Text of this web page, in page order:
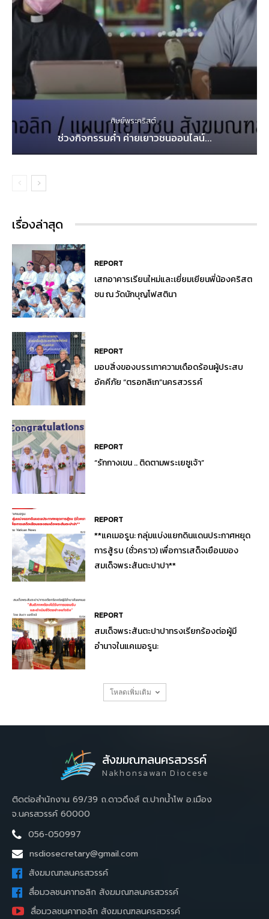
ศิษย์พระคริสต์
ช่วงกิจกรรมค่ำ ค่ายเยาวชนออนไลน์...
เรื่องล่าสุด
REPORT
เสกอาคารเรียนใหม่และเยี่ยมเยียนพี่น้องคริสต
ชน ณ วัดนักบุญโฟสตินา
REPORT
มอบสิ่งของบรรเทาความเดือดร้อนผู้ประสบ
อัคคีภัย “ตรอกลิเก”นครสวรรค์
REPORT
“รักกางเขน .. ติดตามพระเยซูเจ้า”
REPORT
**แคเมอรูน: กลุ่มแบ่งแยกดินแดนประกาศหยุด
การสู้รบ (ชั่วคราว) เพื่อการเสด็จเยือนของ
สมเด็จพระสันตะปาปา**
REPORT
สมเด็จพระสันตะปาปาทรงเรียกร้องต่อผู้มี
อำนาจในแคเมอรูน:
โหลดเพิ่มเติม
สังฆมณฑลนครสวรรค์
Nakhonsawan Diocese
ติดต่อสำนักงาน 69/39 ถ.ดาวดึงส์ ต.ปากน้ำโพ อ.เมือง
จ.นครสวรรค์ 60000
056-050997
nsdiosecretary@gmail.com
สังฆมณฑลนครสวรรค์
สื่อมวลชนคาทอลิก สังฆมณฑลนครสวรรค์
สื่อมวลชนคาทอลิก สังฆมณฑลนครสวรรค์